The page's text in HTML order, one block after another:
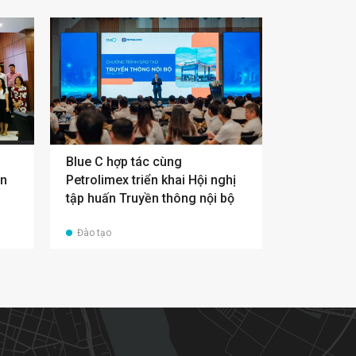
Blue C hợp tác cùng
Petrolimex triển khai Hội nghị
tập huấn Truyền thông nội bộ
Đào tạo